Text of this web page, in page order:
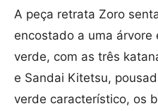
A peça retrata Zoro
encostado a uma
verde, com as três
e Sandai Kitetsu,
verde característico, os